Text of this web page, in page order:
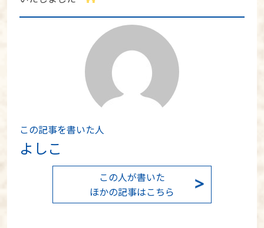
この記事を書いた人
よしこ
この人が書いた
ほかの記事はこちら